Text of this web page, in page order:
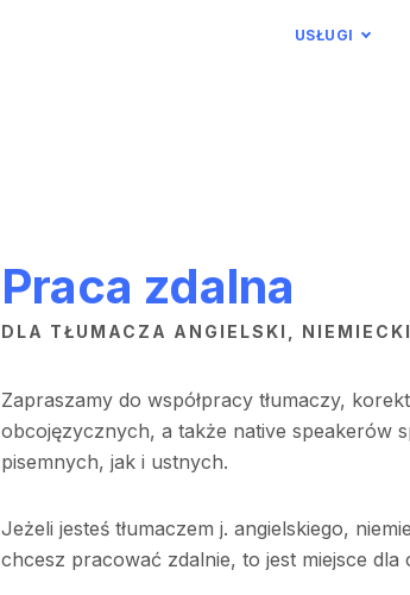
USŁUGI
Praca zdalna
DLA TŁUMACZA ANGIELSKI, NIEMIECKI
Zapraszamy do współpracy tłumaczy,
obcojęzycznych, a także native speakerów
pisemnych, jak i ustnych.
Jeżeli jesteś tłumaczem j. angielskiego,
chcesz pracować zdalnie, to jest miejsce dla